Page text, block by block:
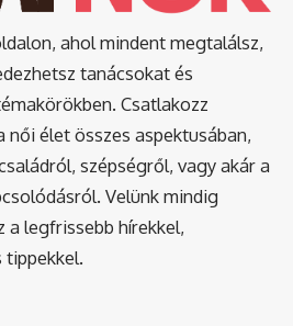
ahol mindent megtalálsz,
tanácsokat és
Csatlakozz
női élet összes aspektusában,
szépségről, vagy akár a
Velünk mindig
a legfrissebb hírekkel,
tippekkel.